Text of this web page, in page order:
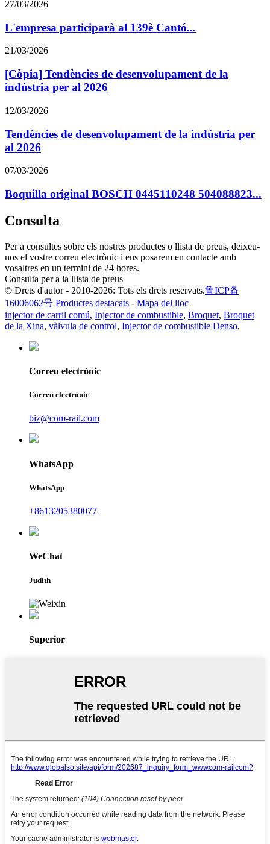
27/03/2026
L'empresa participarà al 139è Cantó...
21/03/2026
[Còpia] Tendències de desenvolupament de la
indústria per al 2026
12/03/2026
Tendències de desenvolupament de la indústria per
al 2026
07/03/2026
Boquilla original BOSCH 0445110248 504088823...
Consulta
Per a consultes sobre els nostres productes o llista de preus, deixeu-
nos el vostre correu electrònic i ens posarem en contacte amb
vosaltres en un termini de 24 hores.
Consulta per a la llista de preus
© Drets d'autor - 2010-2026: Tots els drets reservats.鲁ICP备
16006062号 Productes destacats - Mapa del lloc
injector de carril comú, Injector de combustible, Broquet, Broquet
de la Xina, vàlvula de control, Injector de combustible Denso,
Correu electrònic
Correu electrònic
biz@com-rail.com
WhatsApp
WhatsApp
+8613205380077
WeChat
Judith
Superior